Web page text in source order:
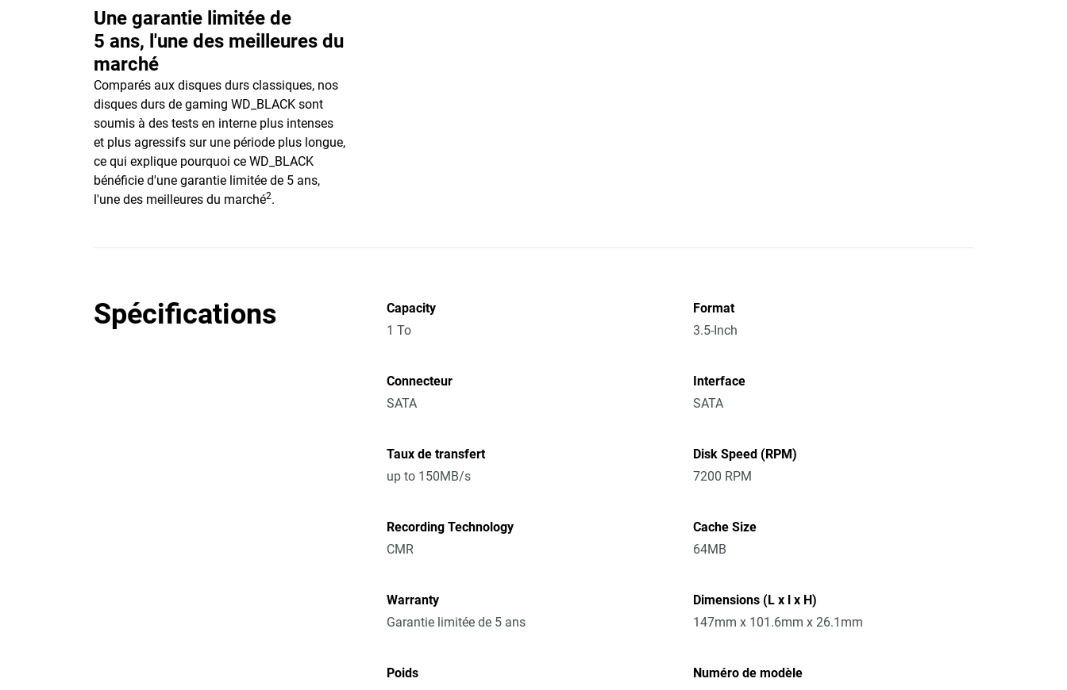
Une garantie limitée de
5 ans, l'une des meilleures du
marché
Comparés aux disques durs classiques, nos
disques durs de gaming WD_BLACK sont
soumis à des tests en interne plus intenses
et plus agressifs sur une période plus longue,
ce qui explique pourquoi ce WD_BLACK
bénéficie d'une garantie limitée de 5 ans,
l'une des meilleures du marché2.
Spécifications
Capacity
1 To
Format
3.5-Inch
Connecteur
SATA
Interface
SATA
Taux de transfert
up to 150MB/s
Disk Speed (RPM)
7200 RPM
Recording Technology
CMR
Cache Size
64MB
Warranty
Garantie limitée de 5 ans
Dimensions (L x l x H)
147mm x 101.6mm x 26.1mm
Poids
Numéro de modèle